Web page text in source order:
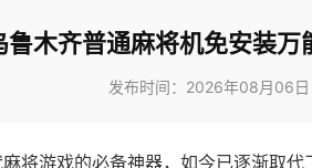
鲁木齐普通麻将机免安装
发布时间：2026年08月06日
将游戏的必备神器，如今已逐渐取